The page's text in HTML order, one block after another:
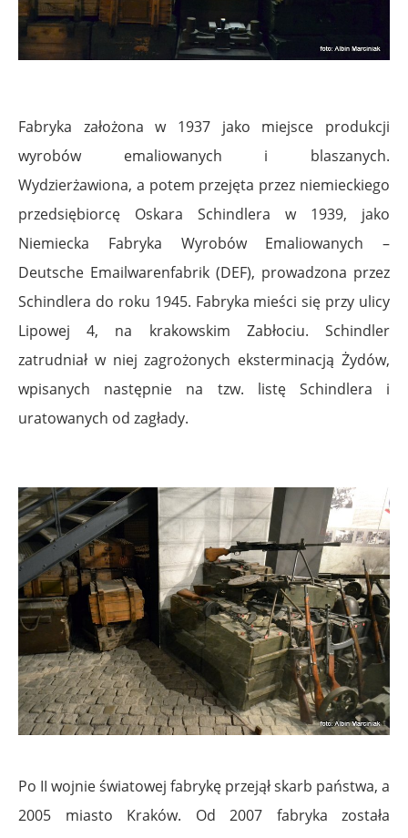
Fabryka założona w 1937 jako miejsce produkcji
wyrobów emaliowanych i blaszanych.
Wydzierżawiona, a potem przejęta przez niemieckiego
przedsiębiorcę Oskara Schindlera w 1939, jako
Niemiecka Fabryka Wyrobów Emaliowanych –
Deutsche Emailwarenfabrik (DEF), prowadzona przez
Schindlera do roku 1945. Fabryka mieści się przy ulicy
Lipowej 4, na krakowskim Zabłociu. Schindler
zatrudniał w niej zagrożonych eksterminacją Żydów,
wpisanych następnie na tzw. listę Schindlera i
uratowanych od zagłady.
Po II wojnie światowej fabrykę przejął skarb państwa, a
2005 miasto Kraków. Od 2007 fabryka została